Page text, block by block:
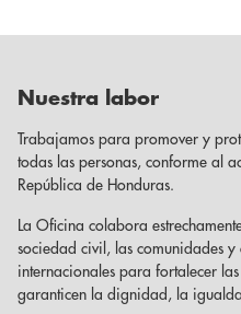
Nuestra labor
Trabajamos para promover y
todas las personas, conforme al
República de Honduras.
La Oficina colabora
sociedad civil, las comunidades y
internacionales para fortalecer
garanticen la dignidad, la